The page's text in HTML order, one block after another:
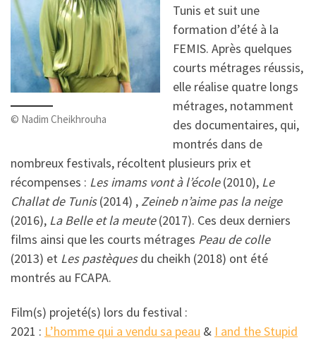
© Nadim Cheikhrouha
Tunis et suit une
formation d’été à la
FEMIS. Après quelques
courts métrages réussis,
elle réalise quatre longs
métrages, notamment
des documentaires, qui,
montrés dans de
nombreux festivals, récoltent plusieurs prix et
récompenses : Les imams vont à l’école(2010), Le
Challat de Tunis(2014) , Zeineb n’aime pas la neige
(2016), La Belle et la meute(2017). Ces deux derniers
films ainsi que les courts métrages Peau de colle
(2013) et Les pastèquesdu cheikh (2018) ont été
montrés au FCAPA.
Film(s) projeté(s) lors du festival :
2021 : L’homme qui a vendu sa peau & I and the Stupid